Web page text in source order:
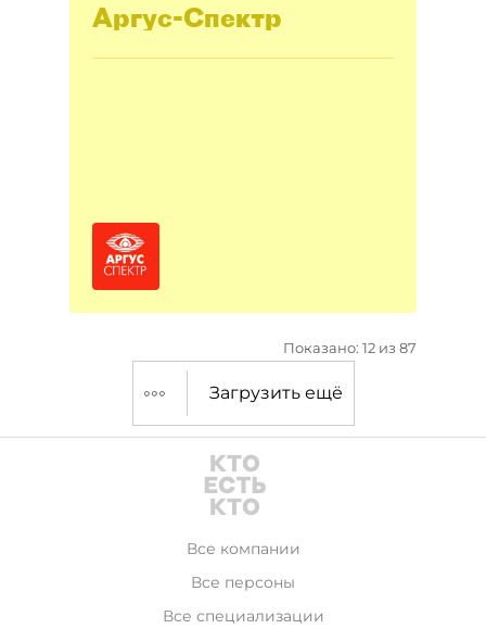
Аргус-Спектр
Показано: 12 из 87
Загрузить ещё
Все компании
Все персоны
Все специализации